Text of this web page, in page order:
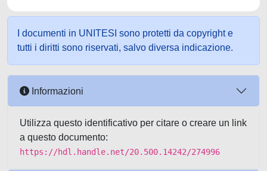
I documenti in UNITESI sono protetti da copyright e
tutti i diritti sono riservati, salvo diversa indicazione.
Informazioni
Utilizza questo identificativo per citare o creare un link
a questo documento:
https://hdl.handle.net/20.500.14242/274996